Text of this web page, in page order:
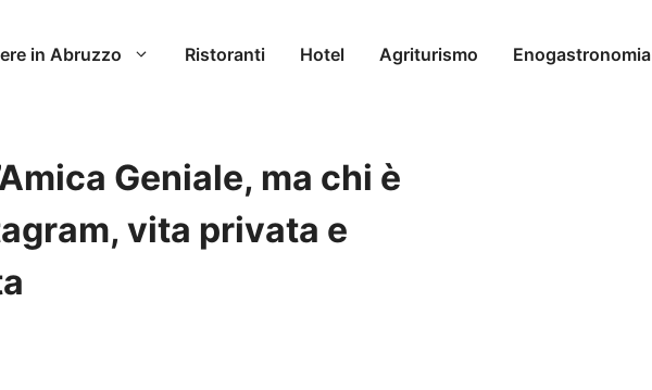
in Abruzzo Ristoranti Hotel Agriturismo Enogastronomia
Geniale, ma chi è
vita privata e